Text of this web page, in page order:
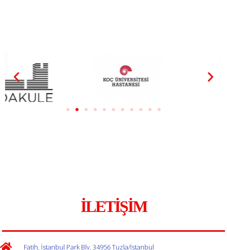
İLETIŞIM
Fatih, İstanbul Park Blv. 34956 Tuzla/İstanbul